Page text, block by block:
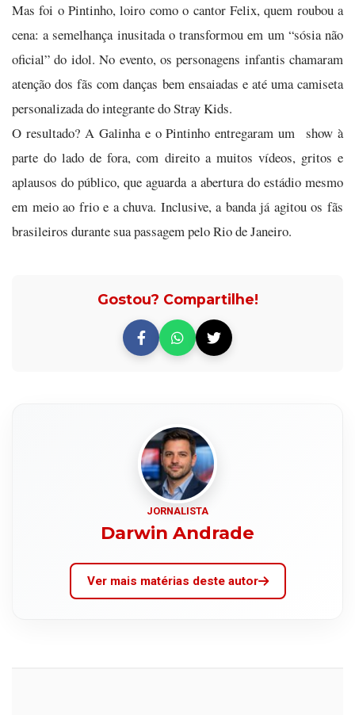
Mas foi o Pintinho, loiro como o cantor Felix, quem roubou a
cena: a semelhança inusitada o transformou em um “sósia não
oficial” do idol. No evento, os personagens infantis chamaram
atenção dos fãs com danças bem ensaiadas e até uma camiseta
personalizada do integrante do Stray Kids.
O resultado? A Galinha e o Pintinho entregaram um show à
parte do lado de fora, com direito a muitos vídeos, gritos e
aplausos do público, que aguarda a abertura do estádio mesmo
em meio ao frio e a chuva. Inclusive, a banda já agitou os fãs
brasileiros durante sua passagem pelo Rio de Janeiro.
Gostou? Compartilhe!
JORNALISTA
Darwin Andrade
Ver mais matérias deste autor